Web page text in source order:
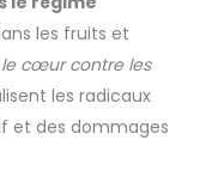
les fruits et
cœur contre les
les radicaux
et des dommages